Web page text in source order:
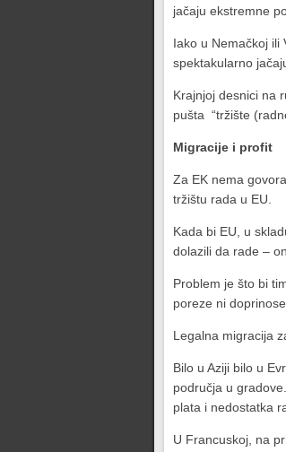
jačaju ekstremne
Iako u Nemačkoj ili
spektakularno
Krajnjoj desnici na
pušta “tržište
Migracije i profit
Za EK nema
tržištu rada u EU.
Kada bi EU, u
dolazili da rade –
Problem je što bi
poreze ni
Legalna migracija
Bilo u Aziji bilo u
područja u
plata i nedostatka
U Francuskoj, na